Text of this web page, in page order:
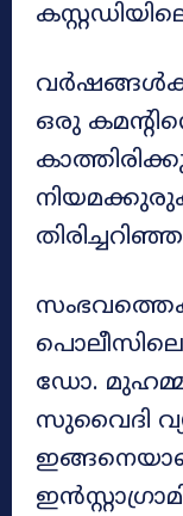
വർഷങ്ങൾക്ക്
ഒരു
ഡോ.
സുവൈദി